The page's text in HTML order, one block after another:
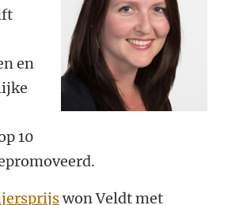
en
10
.
wonVeldtmet